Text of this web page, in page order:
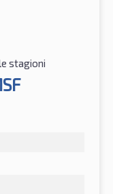
stagioni